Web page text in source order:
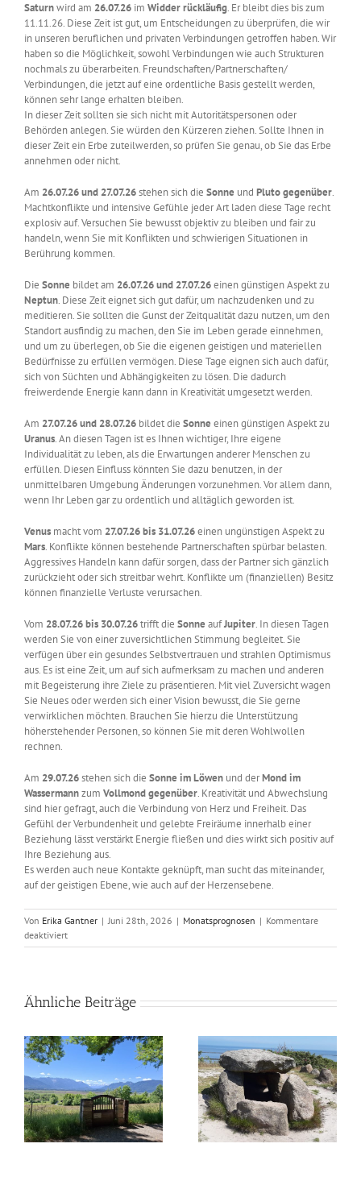
Saturnwird am 26.07.26 im Widderrückläufig. Er bleibt dies bis zum
11.11.26. Diese Zeit ist gut, um Entscheidungen zu überprüfen, die wir
in unseren beruflichen und privaten Verbindungen getroffen haben. Wir
haben so die Möglichkeit, sowohl Verbindungen wie auch Strukturen
nochmals zu überarbeiten. Freundschaften/Partnerschaften/
Verbindungen, die jetzt auf eine ordentliche Basis gestellt werden,
können sehr lange erhalten bleiben.
In dieser Zeit sollten sie sich nicht mit Autoritätspersonen oder
Behörden anlegen. Sie würden den Kürzeren ziehen. Sollte Ihnen in
dieser Zeit ein Erbe zuteilwerden, so prüfen Sie genau, ob Sie das Erbe
annehmen oder nicht.
Am 26.07.26 und 27.07.26stehen sich die Sonne und Plutogegenüber.
Machtkonflikte und intensive Gefühle jeder Art laden diese Tage recht
explosiv auf. Versuchen Sie bewusst objektiv zu bleiben und fair zu
handeln, wenn Sie mit Konflikten und schwierigen Situationen in
Berührung kommen.
Die Sonne bildet am 26.07.26 und 27.07.26einen günstigen Aspekt zu
Neptun. Diese Zeit eignet sich gut dafür, um nachzudenken und zu
meditieren. Sie sollten die Gunst der Zeitqualität dazu nutzen, um den
Standort ausfindig zu machen, den Sie im Leben gerade einnehmen,
und um zu überlegen, ob Sie die eigenen geistigen und materiellen
Bedürfnisse zu erfüllen vermögen. Diese Tage eignen sich auch dafür,
sich von Süchten und Abhängigkeiten zu lösen. Die dadurch
freiwerdende Energie kann dann in Kreativität umgesetzt werden.
Am 27.07.26 und 28.07.26 bildet die Sonne einen günstigen Aspekt zu
Uranus. An diesen Tagen ist es Ihnen wichtiger, Ihre eigene
Individualität zu leben, als die Erwartungen anderer Menschen zu
erfüllen. Diesen Einfluss könnten Sie dazu benutzen, in der
unmittelbaren Umgebung Änderungen vorzunehmen. Vor allem dann,
wenn Ihr Leben gar zu ordentlich und alltäglich geworden ist.
Venus macht vom 27.07.26 bis 31.07.26einen ungünstigen Aspekt zu
Mars. Konflikte können bestehende Partnerschaften spürbar belasten.
Aggressives Handeln kann dafür sorgen, dass der Partner sich gänzlich
zurückzieht oder sich streitbar wehrt. Konflikte um (finanziellen) Besitz
können finanzielle Verluste verursachen.
Vom 28.07.26 bis 30.07.26trifft die Sonne aufJupiter. In diesen Tagen
werden Sie von einer zuversichtlichen Stimmung begleitet. Sie
verfügen über ein gesundes Selbstvertrauen und strahlen Optimismus
aus. Es ist eine Zeit, um auf sich aufmerksam zu machen und anderen
mit Begeisterung ihre Ziele zu präsentieren. Mit viel Zuversicht wagen
Sie Neues oder werden sich einer Vision bewusst, die Sie gerne
verwirklichen möchten. Brauchen Sie hierzu die Unterstützung
höherstehender Personen, so können Sie mit deren Wohlwollen
rechnen.
Am 29.07.26stehen sich die Sonne im Löwen und derMond im
Wassermannzum Vollmond gegenüber. Kreativität und Abwechslung
sind hier gefragt, auch die Verbindung von Herz und Freiheit. Das
Gefühl der Verbundenheit und gelebte Freiräume innerhalb einer
Beziehung lässt verstärkt Energie fließen und dies wirkt sich positiv auf
Ihre Beziehung aus.
Es werden auch neue Kontakte geknüpft, man sucht das miteinander,
auf der geistigen Ebene, wie auch auf der Herzensebene.
Von Erika Gantner | Juni 28th, 2026 | Monatsprognosen | Kommentare
deaktiviertfür
Astrologisch
–
2026
Ähnliche Beiträge
Astrologisch durch das
Jahr – Juni 2026
Astrologisch durch das
Jahr – Mai 2026